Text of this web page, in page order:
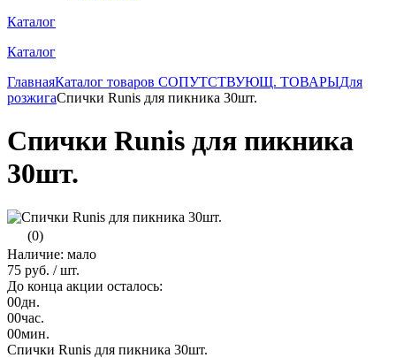
Каталог
Каталог
ГлавнаяКаталог товаров СОПУТСТВУЮЩ. ТОВАРЫДля
розжигаСпички Runis для пикника 30шт.
Спички Runis для пикника
30шт.
(0)
Наличие: мало
75 руб. / шт.
До конца акции осталось:
00дн.
00час.
00мин.
Спички Runis для пикника 30шт.